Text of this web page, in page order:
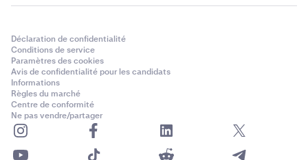
Déclaration de confidentialité
Conditions de service
Paramètres des cookies
Avis de confidentialité pour les candidats
Informations
Règles du marché
Centre de conformité
Ne pas vendre/partager